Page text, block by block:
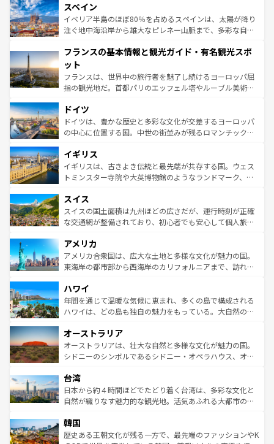
ろん、トスカーナの美しい田園風景やアマルフィ海岸の絶
景など、自然景観も見逃せない。観光の合間には、本場の
ピザやパスタなど、絶品のイタリア料理を堪能することも
ませてくれるイタリアで、忘れられない旅をしてみよう！
なお、新着のイタリア情報は
しい。
スペイン
イベリア半島のほぼ80％を占めるスペインは、太陽が降り
注ぐ地中海沿岸から雄大なピレネー山脈まで、多彩な自然
文化が根付くこの国では、情熱的なフラメンコ、熱気あふ
れる闘牛、そして美味しいタパスが生活の一部となってい
る。首都マドリードの洗練された雰囲気や、バルセロナの
アートに溢れた街角から、地方では古代ローマ遺跡や中世
せる。地方によって風土や気候が異なるスペインはその個
性で訪れる人を魅了する。 なお、新着のスペイン情報は コ
ンテンツ一覧を参照してほしい。
フランスの基本情報と観光ガイド・有名観光スポ
ット
フランスは、世界中の旅行者を魅了し続けるヨーロッパ屈
指の観光地だ。首都パリのエッフェル塔やルーブル美術館
で、幅広い魅力が詰まっている。華麗な宮殿、歴史的な大
聖堂、美しいビーチ、そして豊かな自然が、訪れる者を心
から魅了する。また、フランスは美食の国としても知ら
いる。シャンパンの発祥地であるランス、プロヴァンスの
香り高いラベンダー畑など、多彩な楽しみ方が可能だ。さ
らに、パリ以外の地域にも魅力が溢れており、どの街角に
れる地方に足を運ぶとそれぞれで全く異なる文化を体験で
きるだろう。 なお、新着のフランス情報はコンテンツ一覧
を参照してほしい。
ドイツ
ドイツは、豊かな歴史と多彩な文化が交差するヨーロッパ
の中心に位置する国。中世の街並みが残るロマンチック街
顔を持つこの国は、どこを歩いても飽きることがない。ベ
ルリンの文化的活気、バイエルン州のアルプスの絶景、そ
してライン川沿いのワイン畑といった風景は必見。ビール
は、お酒好きな人にはぜひ体験してほしい。 なお、新着の
ドイツ情報はコンテンツ一覧を参照してほしい。
イギリス
イギリスは、古きよき伝統と最先端が共存する国。ウェス
トミンスター寺院や大英博物館のようなランドマーク、歴
リアごとに異なる魅力がある。また、優雅なアフタヌーン
ティー、ビール好きにはたまらない英国パブ、サッカー観
戦など、本場だからこそできる体験も豊富。イギリスを旅
ンツ一覧を参照してほしい。
スイス
スイスの国土面積は九州ほどの広さだが、運行時刻が正確
な交通網が整備されており、初心者でも安心して個人旅行
の建物がそのまま残る町や、スイスならではのユニークな
博物館もあり、アルプス観光だけでなく町歩きも満喫する
ことができる。国民の所得が高いため物価も高いが、旅行
ば市内交通費無料で観光を楽しむこともできる。 なお、新
着のスイス情報はコンテンツ一覧 を参照してほしい。
アメリカ
アメリカ合衆国は、広大な土地と多様な文化が魅力の国。
東海岸の都市部から西海岸のカリフォルニアまで、訪れる
のような巨大都市は、観光、ショッピング、エンターテイ
ンメントが詰まった刺激的なスポットだ。一方、アメリカ
西部には大自然が広がり、グランドキャニオンやイエロー
部のニューオーリンズでは、音楽と美食が融合した独特の
文化が魅力。旅行者はアメリカの各地域で異なる魅力を楽
しみながら、その多様性と豊かな歴史を感じることができ
ならではの贅沢な旅のスタイルだ。 なお、新着のアメリカ
情報はコンテンツ一覧を参照してほしい。
ハワイ
年間を通じて温暖な気候に恵まれ、多くの島で構成される
ハワイは、どの島も独自の魅力をもっている。大自然の神
ワイ島は見逃せない。また、定番の観光地といえばオアフ
島だが、静かな自然を求めるならマウイ島やカウアイ島が
おすすめ。エメラルドグリーンに輝く海をはじめ、豊かな
れるおもてなしの心で訪れる人々を迎えてくれるハワイの
人々、おいしいローカルフードやハワイアンミュージッ
ク、伝統的なフラダンスなど、すべてがハワイの魅力を彩
ワイを、存分に味わってほしい。 なお、新着のハワイ情報
はコンテンツ一覧を参照してほしい。
オーストラリア
オーストラリアは、壮大な自然と多様な文化が魅力の国。
シドニーのシンボルであるシドニー・オペラハウス、オー
リアリーフや大陸中央部にそびえるウルル（エアーズロッ
ク）、タスマニアの美しい原生林やケアンズの熱帯雨林な
ど、見どころがたくさん。また、カフェやワイン、オージ
いる。アクティビティも充実しており、サーフィンやダイ
ビング、ハイキングなど、アウトドア好きにはたまらな
台湾
日本から約４時間ほどでたどり着く台湾は、多彩な文化と
自然が織りなす魅力的な観光地。活気あふれる大都市の台
ン）、静ひつな山岳地帯である台湾東部など、都市の喧騒
と山間の静けさが共存しており、訪れる人に新しい発見と
韓国
歴史ある王朝文化が残る一方で、最先端のファッションやK